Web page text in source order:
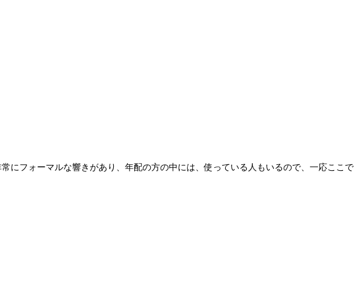
にフォーマルな響きがあり、年配の方の中には、使っている人もいるので、一応ここで